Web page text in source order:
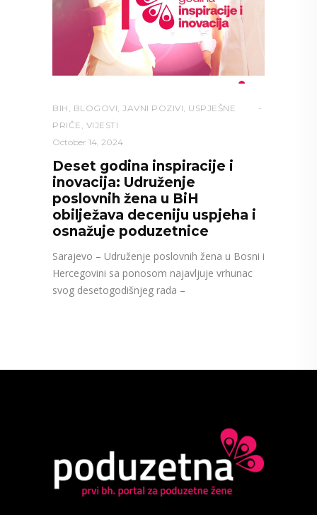
BIH , BLOGOVI, JAVNI POZIVI, USPJEŠNE
PRIČE , VIJESTI
October 14, 2024
Deset godina inspiracije i
inovacija: Udruženje
poslovnih žena u BiH
obilježava deceniju uspjeha i
osnažuje poduzetnice
Sarajevo – Udruženje poslovnih žena u Bosni i
Hercegovini sa ponosom najavljuje vrhunac
svog desetogodišnjeg rada –